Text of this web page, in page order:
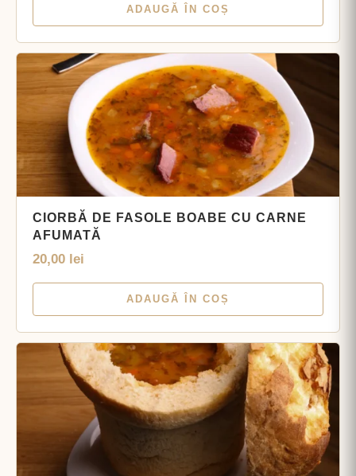
ADAUGĂ ÎN COȘ
CIORBĂ DE FASOLE BOABE CU CARNE
AFUMATĂ
20,00 lei
ADAUGĂ ÎN COȘ